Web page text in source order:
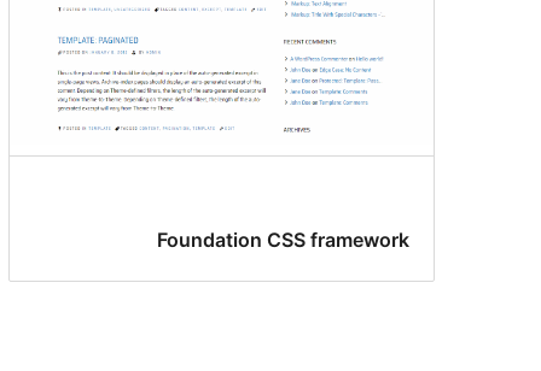
Foundation CSS framework